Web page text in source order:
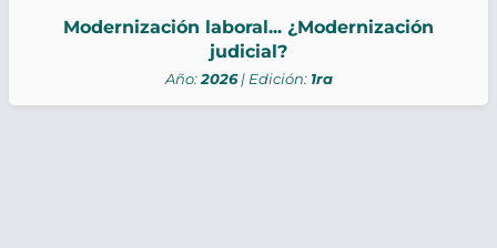
Modernización laboral... ¿Modernización
judicial?
Año:2026| Edición: 1ra